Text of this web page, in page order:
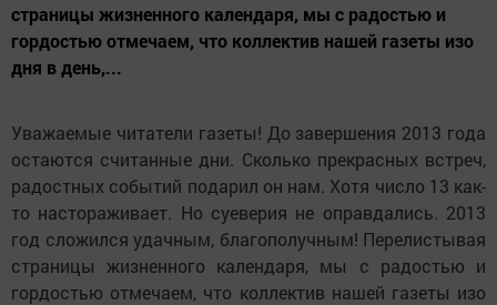
страницы жизненного календаря, мы с радостью и
гордостью отмечаем, что коллектив нашей газеты изо
дня в день,...
Уважаемые читатели газеты! До завершения 2013 года
остаются считанные дни. Сколько прекрасных встреч,
радостных событий подарил он нам. Хотя число 13 как-
то настораживает. Но суеверия не оправдались. 2013
год сложился удачным, благополучным! Перелистывая
страницы жизненного календаря, мы с радостью и
гордостью отмечаем, что коллектив нашей газеты изо